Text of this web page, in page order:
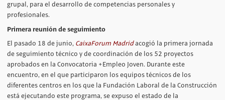
grupal, para el desarrollo de competencias personales y
profesionales.
Primera reunión de seguimiento
El pasado 18 de junio, CaixaForum Madridacogió la primera jornada
de seguimiento técnico y de coordinación de los 52 proyectos
aprobados en la Convocatoria +Empleo Joven. Durante este
encuentro, en el que participaron los equipos técnicos de los
diferentes centros en los que la Fundación Laboral de la Construcción
está ejecutando este programa, se expuso el estado de la